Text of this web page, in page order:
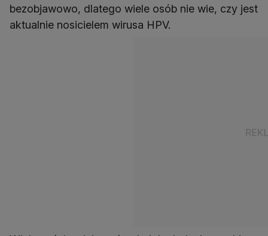
bezobjawowo, dlatego wiele osób nie wie, czy jest
aktualnie nosicielem wirusa HPV.